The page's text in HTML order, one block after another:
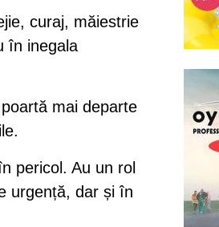
curaj, măiestrie
în inegala
mai departe
pericol. Au un rol
urgență, dar și în